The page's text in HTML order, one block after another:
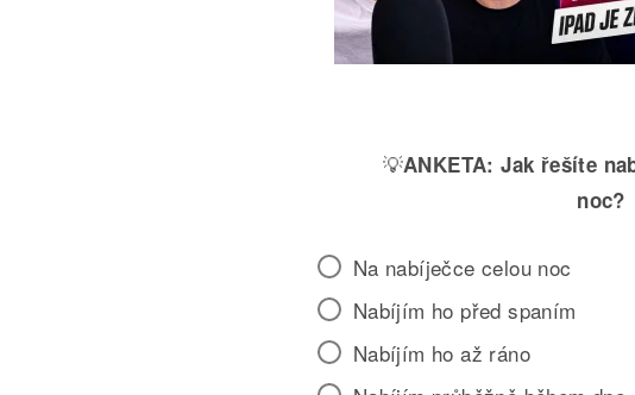
💡ANKETA: Jak řešíte
noc?
Na nabíječce celou noc
Nabíjím ho před spaním
Nabíjím ho až ráno